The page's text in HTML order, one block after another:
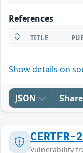
References
TITLE
Show details on
JSON Share
Vulnerability